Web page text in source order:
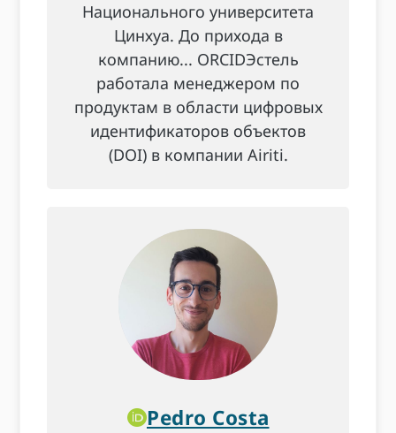
Национального университета
Цинхуа. До прихода в
компанию... ORCIDЭстель
работала менеджером по
продуктам в области цифровых
идентификаторов объектов
(DOI) в компании Airiti.
Pedro Costa